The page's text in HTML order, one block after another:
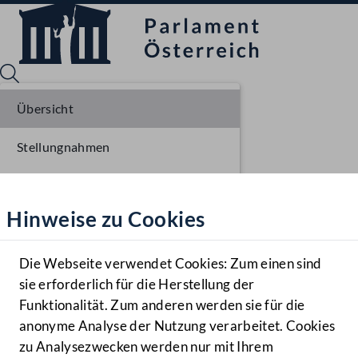
Hilfe
Benutzer
Navigationsmenü öffnen
MENÜ
Hinweise zu Cookies
Die Webseite verwendet Cookies: Zum einen sind
sie erforderlich für die Herstellung der
Funktionalität. Zum anderen werden sie für die
anonyme Analyse der Nutzung verarbeitet. Cookies
zu Analysezwecken werden nur mit Ihrem
Übersicht
Stellungnahmen